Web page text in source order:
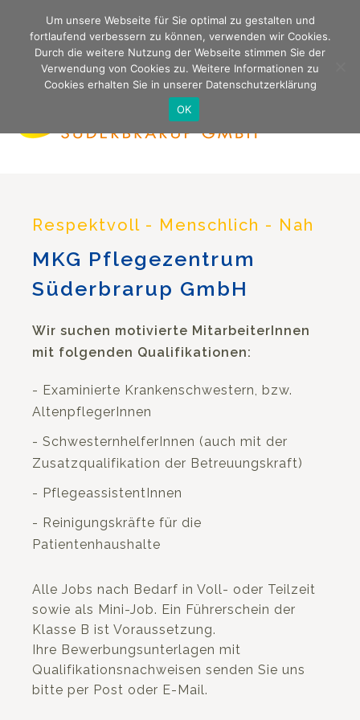
Süderbrarup | Kappeln | Tolk und Umgebung
24h Rufbereitschaft 04641. 98 86 28 (Zentrale)
Respektvoll - Menschlich - Nah
MKG Pflegezentrum
Süderbrarup GmbH
Wir suchen motivierte MitarbeiterInnen
mit folgenden Qualifikationen:
- Examinierte Krankenschwestern, bzw.
AltenpflegerInnen
- SchwesternhelferInnen (auch mit der
Zusatzqualifikation der Betreuungskraft)
- PflegeassistentInnen
- Reinigungskräfte für die
Patientenhaushalte
Alle Jobs nach Bedarf in Voll- oder Teilzeit
sowie als Mini-Job. Ein Führerschein der
Klasse B ist Voraussetzung.
Ihre Bewerbungsunterlagen mit
Qualifikationsnachweisen senden Sie uns
bitte per Post oder E-Mail.
Um unsere Webseite für Sie optimal zu gestalten und
fortlaufend verbessern zu können, verwenden wir Cookies.
Durch die weitere Nutzung der Webseite stimmen Sie der
Verwendung von Cookies zu. Weitere Informationen zu
Cookies erhalten Sie in unserer Datenschutzerklärung
OK